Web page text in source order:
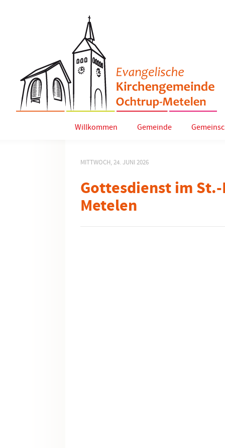
Willkommen Gemeinde
MITTWOCH, 24. JUNI 2026
Gottesdienst im
Metelen